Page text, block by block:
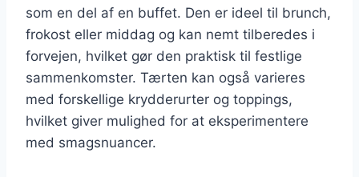
som en del af en buffet. Den er ideel til brunch,
frokost eller middag og kan nemt tilberedes i
forvejen, hvilket gør den praktisk til festlige
sammenkomster. Tærten kan også varieres
med forskellige krydderurter og toppings,
hvilket giver mulighed for at eksperimentere
med smagsnuancer.